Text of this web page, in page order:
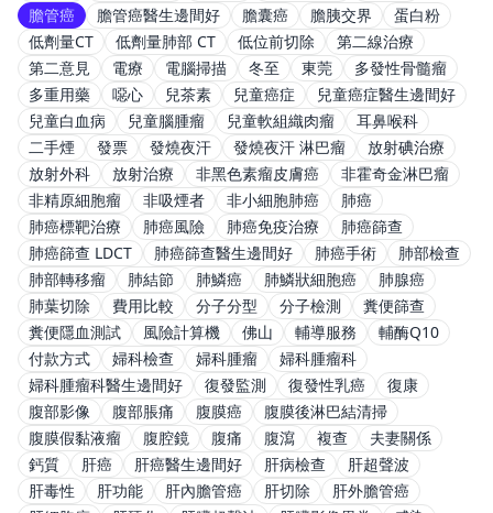
膽管癌
膽管癌醫生邊間好 膽囊癌 膽胰交界
蛋白粉
低劑量CT
低劑量肺部 CT 低位前切除
第二線治療
第二意見
電療 電腦掃描 冬至 東莞
多發性骨髓瘤
多重用藥
噁心 兒茶素 兒童癌症
兒童癌症醫生邊間好
兒童白血病
兒童腦腫瘤 兒童軟組織肉瘤
耳鼻喉科
二手煙
發票 發燒夜汗 發燒夜汗 淋巴瘤
放射碘治療
放射外科
放射治療 非黑色素瘤皮膚癌
非霍奇金淋巴瘤
非精原細胞瘤
非吸煙者 非小細胞肺癌
肺癌
肺癌標靶治療
肺癌風險 肺癌免疫治療
肺癌篩查
肺癌篩查 LDCT
肺癌篩查醫生邊間好 肺癌手術
肺部檢查
肺部轉移瘤
肺結節 肺鱗癌 肺鱗狀細胞癌
肺腺癌
肺葉切除
費用比較 分子分型 分子檢測
糞便篩查
糞便隱血測試
風險計算機 佛山 輔導服務
輔酶Q10
付款方式
婦科檢查 婦科腫瘤
婦科腫瘤科
婦科腫瘤科醫生邊間好
復發監測 復發性乳癌
復康
腹部影像
腹部脹痛 腹膜癌
腹膜後淋巴結清掃
腹膜假黏液瘤
腹腔鏡 腹痛 腹瀉 複查
夫妻關係
鈣質
肝癌 肝癌醫生邊間好 肝病檢查
肝超聲波
肝毒性
肝功能 肝內膽管癌 肝切除
肝外膽管癌